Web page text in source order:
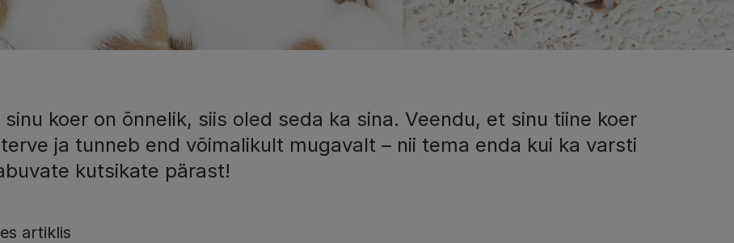
sinu koer on õnnelik, siis oled seda ka sina. Veendu, et sinu tiine koer
ja tunneb end võimalikult mugavalt – nii tema enda kui ka varsti
kutsikate pärast!
artiklis